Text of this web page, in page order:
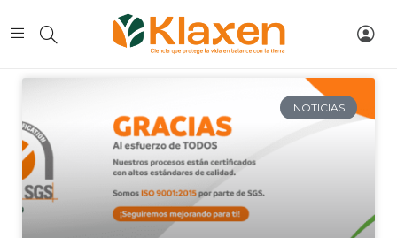
NOTICIAS